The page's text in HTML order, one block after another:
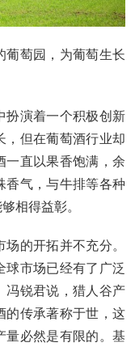
葡萄园，为葡萄生长
扮演着一个积极创新
，但在葡萄酒行业却
一直以果香饱满，余
香气，与牛排等各种
相得益彰。
的开拓并不充分。
球市场已经有了广泛
冯锐君说，猎人谷产
的传承著称于世，这
量必然是有限的。基